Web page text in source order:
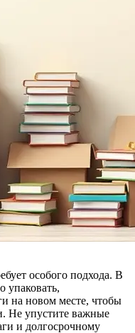
особого подхода. В
упаковать,
на новом месте, чтобы
Не упустите важные
и долгосрочному